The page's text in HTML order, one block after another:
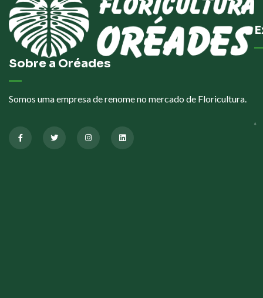
Sobre a Oréades
Somos uma empresa de renome no mercado de Floricultura.